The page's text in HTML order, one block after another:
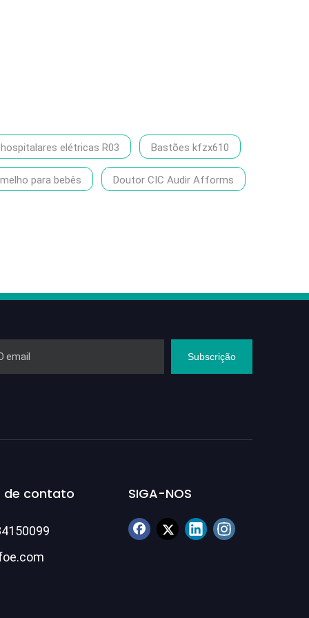
elétricas R03 Bastões kfzx610
para bebês Doutor CIC Audir Afforms
Subscrição
de contato SIGA-NOS